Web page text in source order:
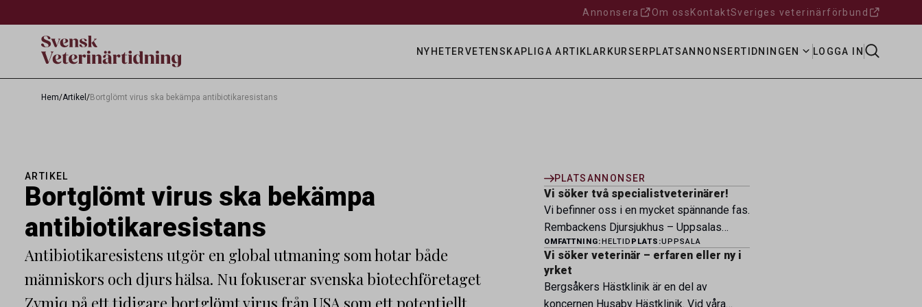
Annonsera Om oss KontaktSveriges veterinärförbund
NYHETERVETENSKAPLIGA ARTIKLAR KURSER PLATSANNONSERTIDNINGEN LOGGA IN
Hem/Artikel /Bortglömt virus ska bekämpa antibiotikaresistans
ARTIKEL
Bortglömt virus ska bekämpa
antibiotikaresistans
Antibiotikaresistens utgör en global utmaning som hotar både
människors och djurs hälsa. Nu fokuserar svenska biotechföretaget
Zymiq på ett tidigare bortglömt virus från USA som ett potentiellt
PLATSANNONSER
Vi söker två specialistveterinärer!
Vi befinner oss i en mycket spännande fas.
Rembackens Djursjukhus – Uppsalas
ledande djursjukhus – expanderar nu sin
specialistverksamhet och söker
legitimerade veterinärer med
specialistkompetens som vill vara med
OMFATTNING:HELTID PLATS:UPPSALA
Vi söker veterinär – erfaren eller ny i
yrket
Bergsåkers Hästklinik är en del av
koncernen Husaby Hästklinik. Vid våra